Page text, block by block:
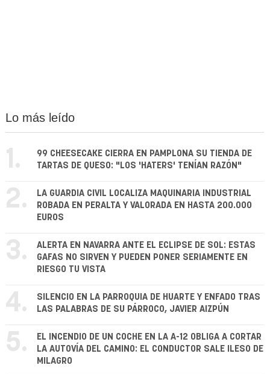
Lo más leído
1.
99 CHEESECAKE CIERRA EN PAMPLONA SU TIENDA DE
TARTAS DE QUESO: "LOS 'HATERS' TENÍAN RAZÓN"
2.
LA GUARDIA CIVIL LOCALIZA MAQUINARIA INDUSTRIAL
ROBADA EN PERALTA Y VALORADA EN HASTA 200.000
EUROS
3.
ALERTA EN NAVARRA ANTE EL ECLIPSE DE SOL: ESTAS
GAFAS NO SIRVEN Y PUEDEN PONER SERIAMENTE EN
RIESGO TU VISTA
4.
SILENCIO EN LA PARROQUIA DE HUARTE Y ENFADO TRAS
LAS PALABRAS DE SU PÁRROCO, JAVIER AIZPÚN
5.
EL INCENDIO DE UN COCHE EN LA A-12 OBLIGA A CORTAR
LA AUTOVÍA DEL CAMINO: EL CONDUCTOR SALE ILESO DE
MILAGRO